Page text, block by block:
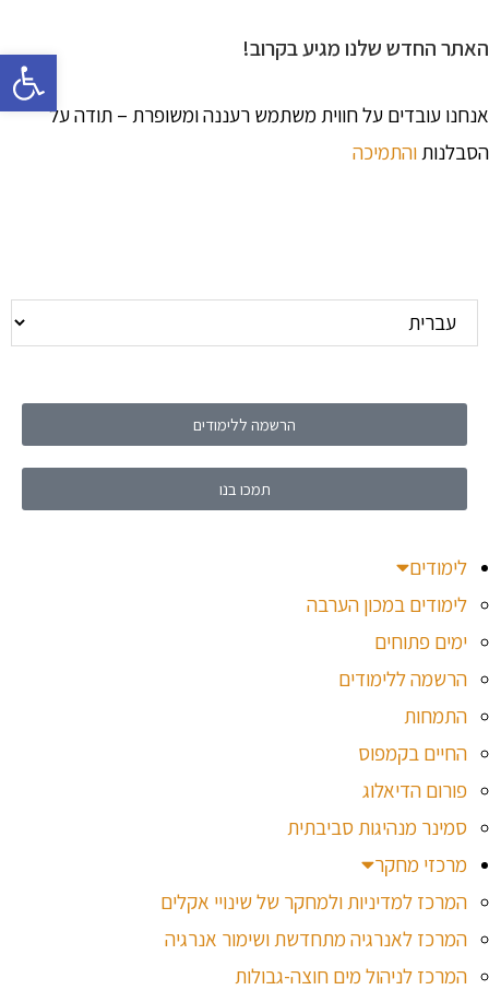
האתר החדש שלנו מגיע בקרוב!
אנחנו עובדים על חווית משתמש רעננה ומשופרת – תודה על
הסבלנותוהתמיכה
הרשמה ללימודים
תמכו בנו
לימודים
לימודים במכון הערבה
ימים פתוחים
הרשמה ללימודים
התמחות
החיים בקמפוס
פורום הדיאלוג
סמינר מנהיגות סביבתית
מרכזי מחקר
המרכז למדיניות ולמחקר של שינויי אקלים
המרכז לאנרגיה מתחדשת ושימור אנרגיה
המרכז לניהול מים חוצה-גבולות